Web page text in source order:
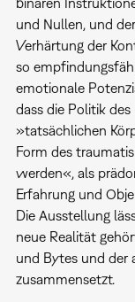
und Nullen, und
Verhärtung der
so
emotionale
dass die Politik
»tatsächlichen
Form des
werden«, als
Erfahrung und
Die Ausstellung
neue Realität
und Bytes und der
zusammensetzt.